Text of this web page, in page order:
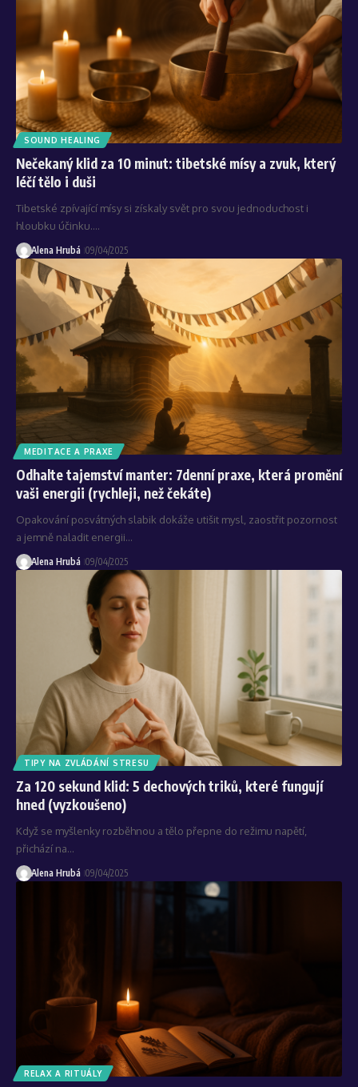
SOUND HEALING
Nečekaný klid za 10 minut: tibetské mísy a zvuk, který
léčí tělo i duši
Tibetské zpívající mísy si získaly svět pro svou jednoduchost i
hloubku účinku.…
Alena Hrubá 09/04/2025
MEDITACE A PRAXE
Odhalte tajemství manter: 7denní praxe, která promění
vaši energii (rychleji, než čekáte)
Opakování posvátných slabik dokáže utišit mysl, zaostřit pozornost
a jemně naladit energii…
Alena Hrubá 09/04/2025
TIPY NA ZVLÁDÁNÍ STRESU
Za 120 sekund klid: 5 dechových triků, které fungují
hned (vyzkoušeno)
Když se myšlenky rozběhnou a tělo přepne do režimu napětí,
přichází na…
Alena Hrubá 09/04/2025
RELAX A RITUÁLY